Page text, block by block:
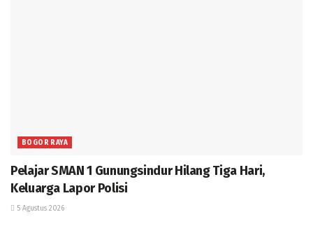
BOGOR RAYA
Pelajar SMAN 1 Gunungsindur Hilang Tiga Hari,
Keluarga Lapor Polisi
5 Agustus 2026